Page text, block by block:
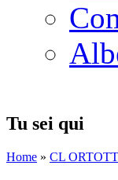
Tu sei qui
Home » CL